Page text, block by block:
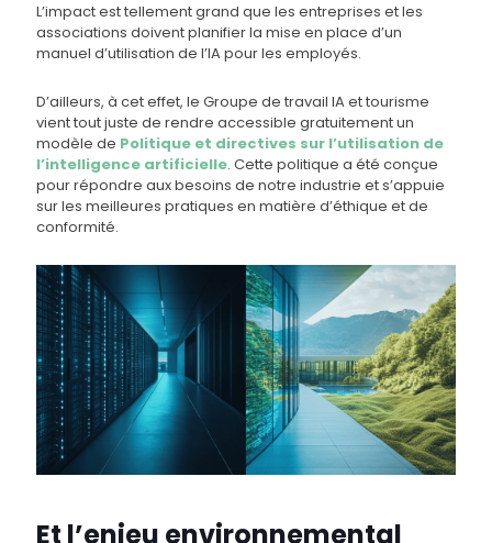
L’impact est tellement grand que les entreprises et les
associations doivent planifier la mise en place d’un
manuel d’utilisation de l’IA pour les employés.
D’ailleurs, à cet effet, le Groupe de travail IA et tourisme
vient tout juste de rendre accessible gratuitement un
modèle de Politique et directives sur l’utilisation de
l’intelligence artificielle. Cette politique a été conçue
pour répondre aux besoins de notre industrie et s’appuie
sur les meilleures pratiques en matière d’éthique et de
conformité.
Et l’enjeu environnemental